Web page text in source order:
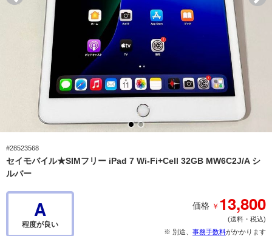
#28523568
セイモバイル★SIMフリー iPad 7 Wi-Fi+Cell 32GB MW6C2J/A シ
ルバー
A
程度が良い
価格 ￥ 13,800
(送料・税込)
※ 別途、 事務手数料がかかります